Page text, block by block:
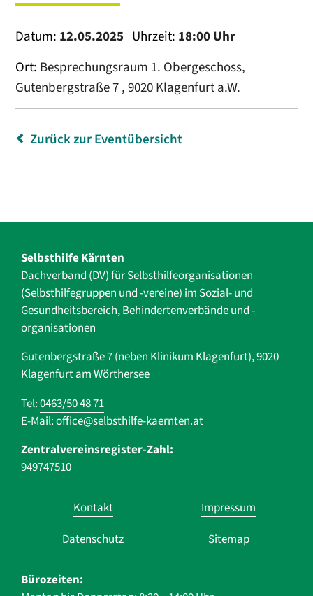
Datum: 12.05.2025 Uhrzeit: 18:00 Uhr
Ort: Besprechungsraum 1. Obergeschoss,
Gutenbergstraße 7 , 9020 Klagenfurt a.W.
Zurück zur Eventübersicht
Selbsthilfe Kärnten
Dachverband (DV) für Selbsthilfe­organisationen
(Selbsthilfegruppen und -vereine) im Sozial- und
Gesundheits­bereich, ­Behindertenverbände und ­-
organisationen
Gutenbergstraße 7 (neben Klinikum Klagenfurt), 9020
Klagenfurt am Wörthersee
Tel:0463/50 48 71
E-Mail:office@selbsthilfe-kaernten.at
Zentralvereinsregister-Zahl:
949747510
Navigation
überspringen
Kontakt
Impressum
Datenschutz
Sitemap
Bürozeiten: